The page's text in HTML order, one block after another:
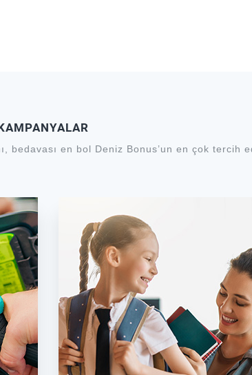
bedavası en bol Deniz Bonus’un en çok tercih